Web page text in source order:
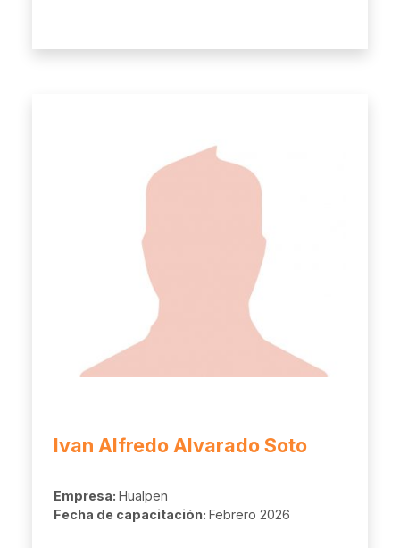
Ivan Alfredo Alvarado Soto
Empresa: Hualpen
Fecha de capacitación: Febrero 2026